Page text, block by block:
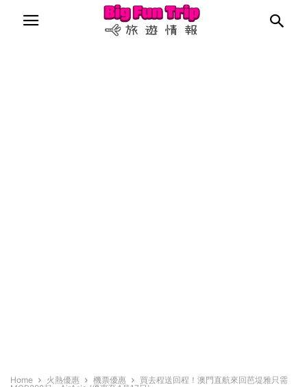
Home 火熱優惠 機票優惠
買去程送回程！澳門直航來回芭堤雅只需